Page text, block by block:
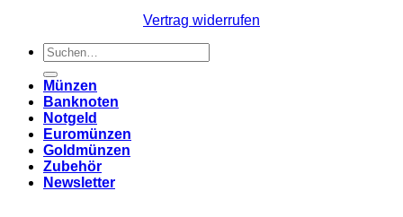
Vertrag widerrufen
Suchen
nach:
Münzen
Banknoten
Notgeld
Euromünzen
Goldmünzen
Zubehör
Newsletter